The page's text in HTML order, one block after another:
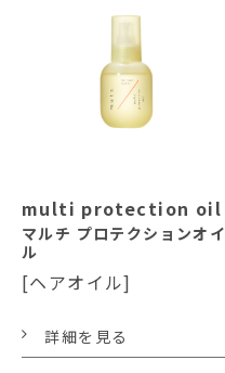
multi protection oil
マルチ プロテクションオイ
ル
[ヘアオイル]
詳細を見る